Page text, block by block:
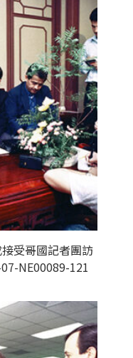
受哥國記者團訪
NE00089-121